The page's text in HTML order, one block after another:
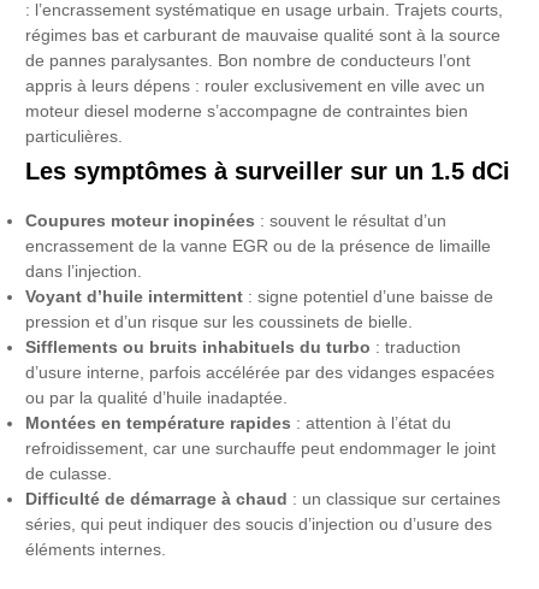
: l’encrassement systématique en usage urbain. Trajets courts,
régimes bas et carburant de mauvaise qualité sont à la source
de pannes paralysantes. Bon nombre de conducteurs l’ont
appris à leurs dépens : rouler exclusivement en ville avec un
moteur diesel moderne s’accompagne de contraintes bien
particulières.
Les symptômes à surveiller sur un 1.5 dCi
Coupures moteur inopinées : souvent le résultat d’un
encrassement de la vanne EGR ou de la présence de limaille
dans l’injection.
Voyant d’huile intermittent : signe potentiel d’une baisse de
pression et d’un risque sur les coussinets de bielle.
Sifflements ou bruits inhabituels du turbo : traduction
d’usure interne, parfois accélérée par des vidanges espacées
ou par la qualité d’huile inadaptée.
Montées en température rapides : attention à l’état du
refroidissement, car une surchauffe peut endommager le joint
de culasse.
Difficulté de démarrage à chaud : un classique sur certaines
séries, qui peut indiquer des soucis d’injection ou d’usure des
éléments internes.